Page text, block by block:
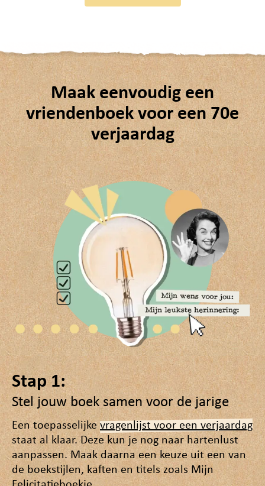
Maak eenvoudig een
vriendenboek voor een 70e
verjaardag
Stap 1:
Stel jouw boek samen voor de jarige
Een toepasselijke vragenlijst voor een verjaardag
staat al klaar. Deze kun je nog naar hartenlust
aanpassen. Maak daarna een keuze uit een van
de boekstijlen, kaften en titels zoals Mijn